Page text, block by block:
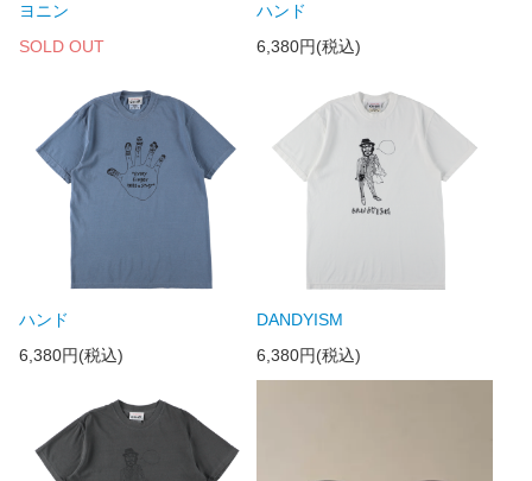
ヨニン
SOLD OUT
ハンド
6,380円(税込)
ハンド
6,380円(税込)
DANDYISM
6,380円(税込)